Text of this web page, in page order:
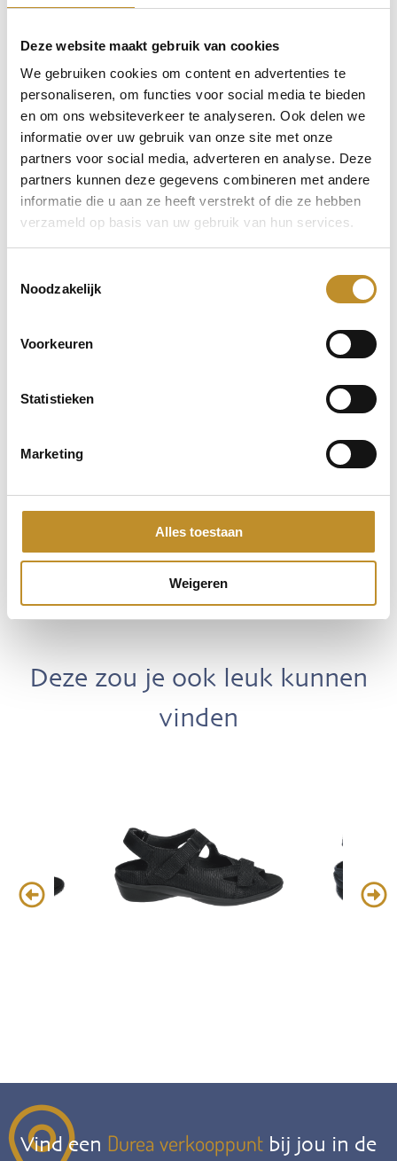
Deze website maakt gebruik van cookies
We gebruiken cookies om content en advertenties te
personaliseren, om functies voor social media te bieden
en om ons websiteverkeer te analyseren. Ook delen we
informatie over uw gebruik van onze site met onze
partners voor social media, adverteren en analyse. Deze
partners kunnen deze gegevens combineren met andere
informatie die u aan ze heeft verstrekt of die ze hebben
verzameld op basis van uw gebruik van hun services.
Noodzakelijk
Voorkeuren
Statistieken
Marketing
Alles toestaan
Weigeren
Deze zou je ook leuk kunnen
vinden
Vind een Durea verkooppunt bij jou in de